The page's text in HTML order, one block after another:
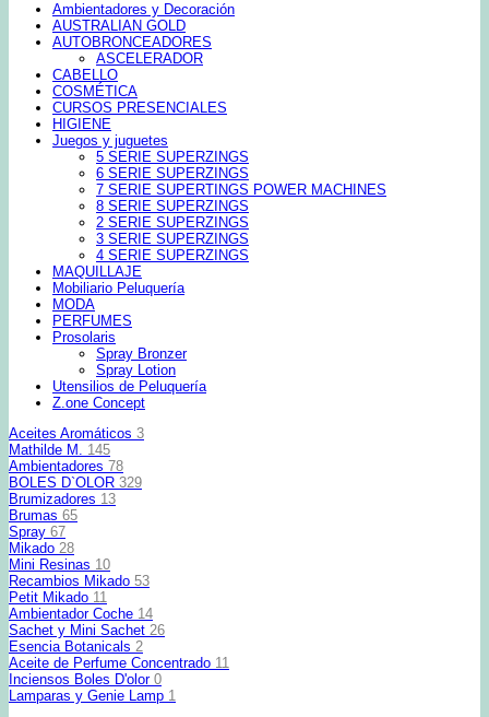
Ambientadores y Decoración
AUSTRALIAN GOLD
AUTOBRONCEADORES
ASCELERADOR
CABELLO
COSMÉTICA
CURSOS PRESENCIALES
HIGIENE
Juegos y juguetes
5 SERIE SUPERZINGS
6 SERIE SUPERZINGS
7 SERIE SUPERTINGS POWER MACHINES
8 SERIE SUPERZINGS
2 SERIE SUPERZINGS
3 SERIE SUPERZINGS
4 SERIE SUPERZINGS
MAQUILLAJE
Mobiliario Peluquería
MODA
PERFUMES
Prosolaris
Spray Bronzer
Spray Lotion
Utensilios de Peluquería
Z.one Concept
Aceites Aromáticos 3
Mathilde M. 145
Ambientadores 78
BOLES D`OLOR 329
Brumizadores 13
Brumas 65
Spray 67
Mikado 28
Mini Resinas 10
Recambios Mikado 53
Petit Mikado 11
Ambientador Coche 14
Sachet y Mini Sachet 26
Esencia Botanicals 2
Aceite de Perfume Concentrado 11
Inciensos Boles D'olor 0
Lamparas y Genie Lamp 1